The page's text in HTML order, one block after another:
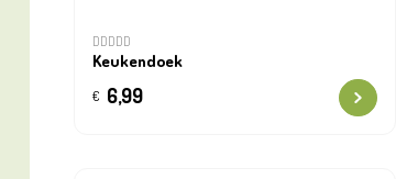
DDDDD
Keukendoek
€ 6,99